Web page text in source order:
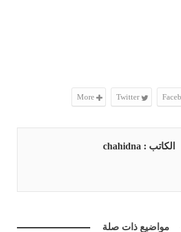
Twitter
الكاتب : chahidna
مواضيع ذات صلة